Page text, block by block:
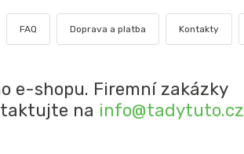
Kontakty
Doprava a platba
FAQ
e-shopu. Firemní zakázky
na info@tadytuto.cz